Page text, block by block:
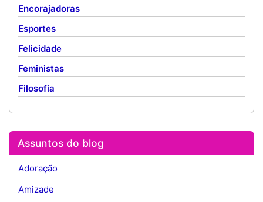
Encorajadoras
Esportes
Felicidade
Feministas
Filosofia
Assuntos do blog
Adoração
Amizade